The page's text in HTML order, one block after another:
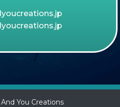
You Creations